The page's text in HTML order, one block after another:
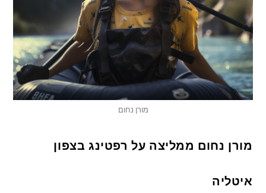
מורן נחום
מורן נחום ממליצה על רפטינג בצפון
איטליה